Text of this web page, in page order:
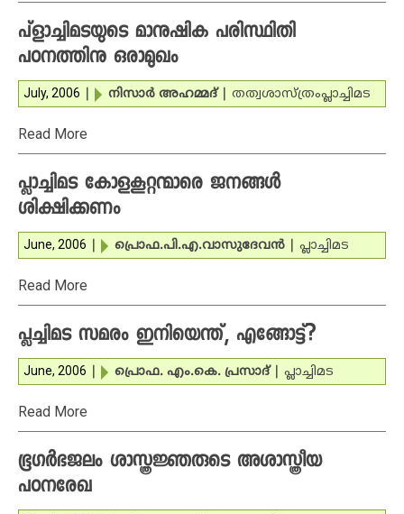
പ്‌ളാച്ചിമടയുടെ മാനുഷിക പരിസ്ഥിതി
പഠനത്തിനു ഒരാമുഖം
July, 2006 നിസാര്‍ അഹമ്മദ് തത്വശാസ്ത്രംപ്ലാച്ചിമട
Read More
പ്ലാച്ചിമട കോളകൂറ്റന്മാരെ ജനങ്ങള്‍
ശിക്ഷിക്കണം
June, 2006 പ്രൊഫ.പി.എ.വാസുദേവന്‍ പ്ലാച്ചിമട
Read More
പ്ലച്ചിമട സമരം ഇനിയെന്ത്, എങ്ങോട്ട്?
June, 2006 പ്രൊഫ. എം.കെ. പ്രസാദ് പ്ലാച്ചിമട
Read More
ഭൂഗര്‍ഭജലം ശാസ്ത്രജ്ഞരുടെ അശാസ്ത്രീയ
പഠനരേഖ